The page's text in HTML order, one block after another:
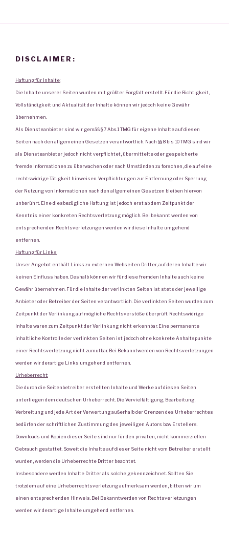
DISCLAIMER:
Haftung für Inhalte:
Die Inhalte unserer Seiten wurden mit größter Sorgfalt erstellt. Für die Richtigkeit,
Vollständigkeit und Aktualität der Inhalte können wir jedoch keine Gewähr
übernehmen.
Als Diensteanbieter sind wir gemäß § 7 Abs.1 TMG für eigene Inhalte auf diesen
Seiten nach den allgemeinen Gesetzen verantwortlich. Nach §§ 8 bis 10 TMG sind wir
als Diensteanbieter jedoch nicht verpflichtet, übermittelte oder gespeicherte
fremde Informationen zu überwachen oder nach Umständen zu forschen, die auf eine
rechtswidrige Tätigkeit hinweisen. Verpflichtungen zur Entfernung oder Sperrung
der Nutzung von Informationen nach den allgemeinen Gesetzen bleiben hiervon
unberührt. Eine diesbezügliche Haftung ist jedoch erst ab dem Zeitpunkt der
Kenntnis einer konkreten Rechtsverletzung möglich. Bei bekannt werden von
entsprechenden Rechtsverletzungen werden wir diese Inhalte umgehend
entfernen.
Haftung für Links:
Unser Angebot enthält Links zu externen Webseiten Dritter, auf deren Inhalte wir
keinen Einfluss haben. Deshalb können wir für diese fremden Inhalte auch keine
Gewähr übernehmen. Für die Inhalte der verlinkten Seiten ist stets der jeweilige
Anbieter oder Betreiber der Seiten verantwortlich. Die verlinkten Seiten wurden zum
Zeitpunkt der Verlinkung auf mögliche Rechtsverstöße überprüft. Rechtswidrige
Inhalte waren zum Zeitpunkt der Verlinkung nicht erkennbar. Eine permanente
inhaltliche Kontrolle der verlinkten Seiten ist jedoch ohne konkrete Anhaltspunkte
einer Rechtsverletzung nicht zumutbar. Bei Bekanntwerden von Rechtsverletzungen
werden wir derartige Links umgehend entfernen.
Urheberrecht:
Die durch die Seitenbetreiber erstellten Inhalte und Werke auf diesen Seiten
unterliegen dem deutschen Urheberrecht. Die Vervielfältigung, Bearbeitung,
Verbreitung und jede Art der Verwertung außerhalb der Grenzen des Urheberrechtes
bedürfen der schriftlichen Zustimmung des jeweiligen Autors bzw. Erstellers.
Downloads und Kopien dieser Seite sind nur für den privaten, nicht kommerziellen
Gebrauch gestattet. Soweit die Inhalte auf dieser Seite nicht vom Betreiber erstellt
wurden, werden die Urheberrechte Dritter beachtet.
Insbesondere werden Inhalte Dritter als solche gekennzeichnet. Sollten Sie
trotzdem auf eine Urheberrechtsverletzung aufmerksam werden, bitten wir um
einen entsprechenden Hinweis. Bei Bekanntwerden von Rechtsverletzungen
werden wir derartige Inhalte umgehend entfernen.